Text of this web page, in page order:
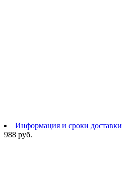
Информация и сроки доставки
988 руб.